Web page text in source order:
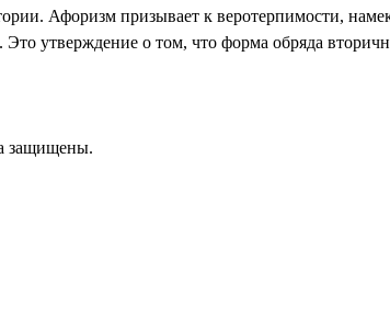
Афоризм призывает к веротерпимости,
утверждение о том, что форма обряда
защищены.